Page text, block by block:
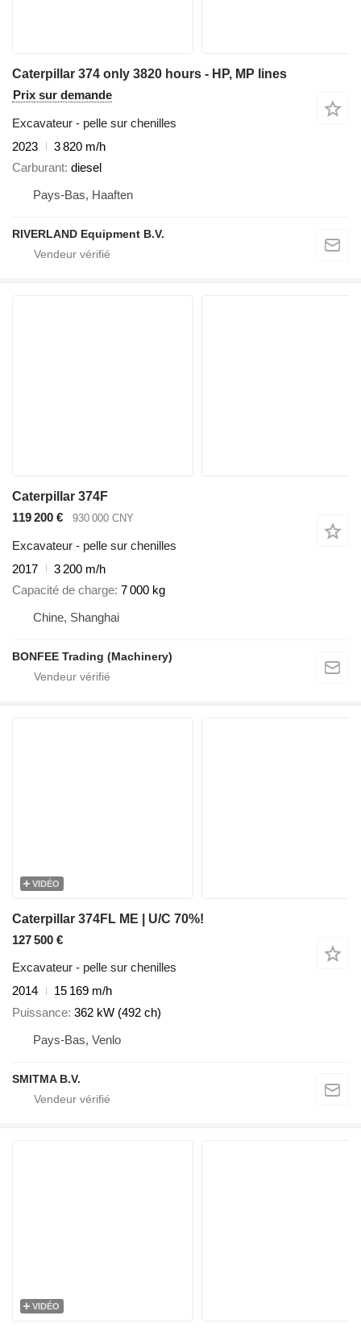
Caterpillar 374 only 3820 hours - HP, MP lines
Prix sur demande
Excavateur - pelle sur chenilles
2023
3 820 m/h
Carburant diesel
Pays-Bas, Haaften
RIVERLAND Equipment B.V.
Caterpillar 374F
119 200 €
930 000 CNY
Excavateur - pelle sur chenilles
2017
3 200 m/h
Capacité de charge 7 000 kg
Chine, Shanghai
BONFEE Trading (Machinery)
VIDÉO
Caterpillar 374FL ME | U/C 70%!
127 500 €
Excavateur - pelle sur chenilles
2014
15 169 m/h
Puissance 362 kW (492 ch)
Pays-Bas, Venlo
SMITMA B.V.
VIDÉO